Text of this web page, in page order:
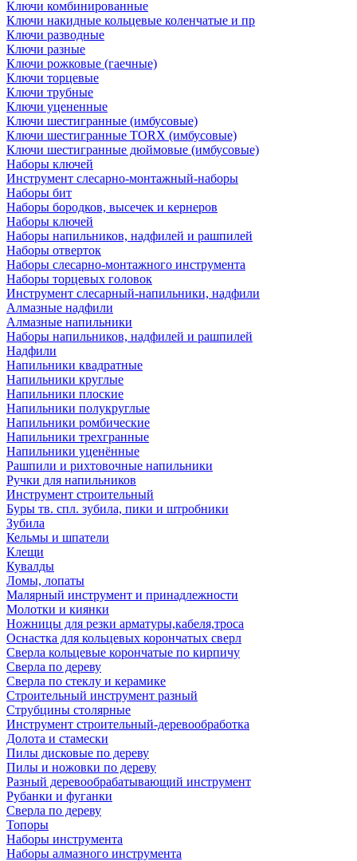
Ключи комбинированные
Ключи накидные кольцевые коленчатые и пр
Ключи разводные
Ключи разные
Ключи рожковые (гаечные)
Ключи торцевые
Ключи трубные
Ключи уцененные
Ключи шестигранные (имбусовые)
Ключи шестигранные TORX (имбусовые)
Ключи шестигранные дюймовые (имбусовые)
Наборы ключей
Инструмент слесарно-монтажный-наборы
Наборы бит
Наборы бородков, высечек и кернеров
Наборы ключей
Наборы напильников, надфилей и рашпилей
Наборы отверток
Наборы слесарно-монтажного инструмента
Наборы торцевых головок
Инструмент слесарный-напильники, надфили
Алмазные надфили
Алмазные напильники
Наборы напильников, надфилей и рашпилей
Надфили
Напильники квадратные
Напильники круглые
Напильники плоские
Напильники полукруглые
Напильники ромбические
Напильники трехгранные
Напильники уценённые
Рашпили и рихтовочные напильники
Ручки для напильников
Инструмент строительный
Буры тв. спл. зубила, пики и штробники
Зубила
Кельмы и шпатели
Клещи
Кувалды
Ломы, лопаты
Малярный инструмент и принадлежности
Молотки и киянки
Ножницы для резки арматуры,кабеля,троса
Оснастка для кольцевых корончатых сверл
Сверла кольцевые корончатые по кирпичу
Сверла по дереву
Сверла по стеклу и керамике
Строительный инструмент разный
Струбцины столярные
Инструмент строительный-деревообработка
Долота и стамески
Пилы дисковые по дереву
Пилы и ножовки по дереву
Разный деревообрабатывающий инструмент
Рубанки и фуганки
Сверла по дереву
Топоры
Наборы инструмента
Наборы алмазного инструмента